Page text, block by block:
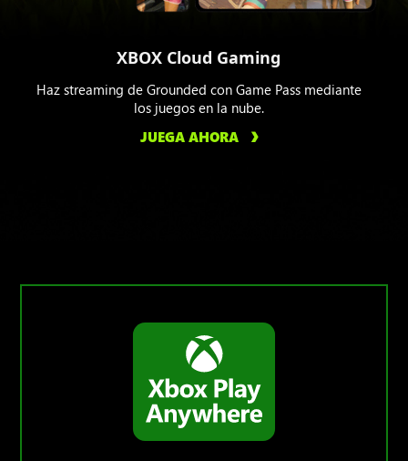
XBOX Cloud Gaming
Haz streaming de Grounded con Game Pass mediante
los juegos en la nube.
JUEGA AHORA